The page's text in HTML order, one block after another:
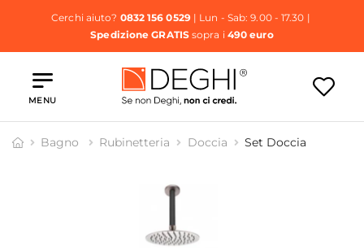
Cerchi aiuto? 0832 156 0529| Lun - Sab: 9.00 - 17.30 |
Spedizione GRATISsopra i 490 euro
MENU
Bagno Rubinetteria Doccia Set Doccia